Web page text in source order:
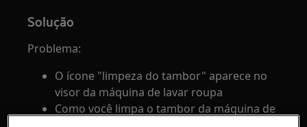
Solução
Problema:
O ícone "limpeza do tambor" aparece no
visor da máquina de lavar roupa
Como você limpa o tambor da máquina de